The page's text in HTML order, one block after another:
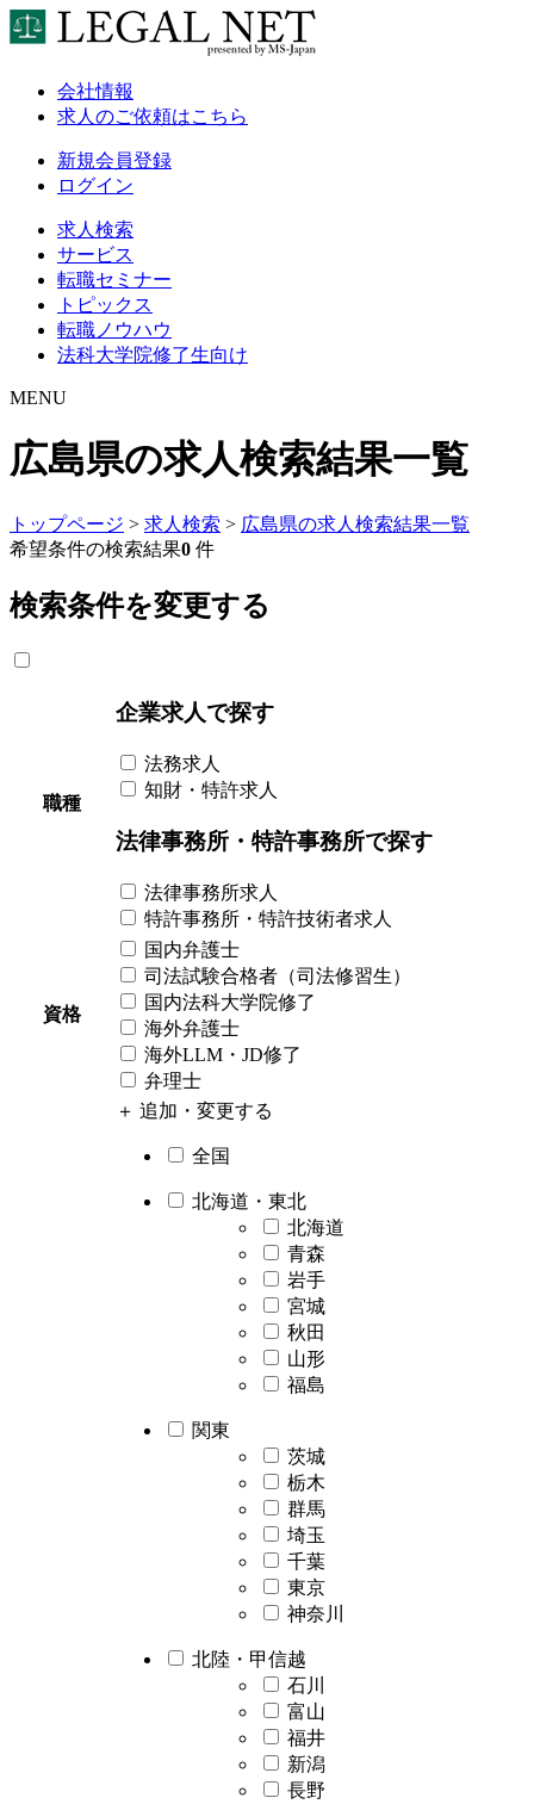
会社情報
求人のご依頼はこちら
新規会員登録
ログイン
求人検索
サービス
転職セミナー
トピックス
転職ノウハウ
法科大学院修了生向け
MENU
広島県の求人検索結果一覧
トップページ > 求人検索 > 広島県の求人検索結果一覧
希望条件の検索結果0 件
検索条件を変更する
職種
企業求人で探す
法務求人
知財・特許求人
法律事務所・特許事務所で探す
法律事務所求人
特許事務所・特許技術者求人
資格
国内弁護士
司法試験合格者（司法修習生）
国内法科大学院修了
海外弁護士
海外LLM・JD修了
弁理士
＋ 追加・変更する
全国
北海道・東北
北海道
青森
岩手
宮城
秋田
山形
福島
関東
茨城
栃木
群馬
埼玉
千葉
東京
神奈川
北陸・甲信越
石川
富山
福井
新潟
長野